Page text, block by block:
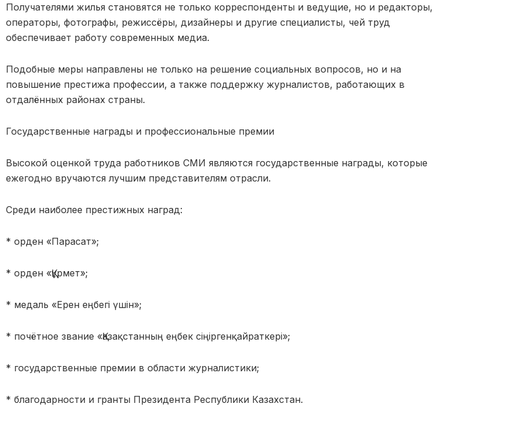
Получателями жилья становятся не только корреспонденты и ведущие, но и редакторы,
операторы, фотографы, режиссёры, дизайнеры и другие специалисты, чей труд
обеспечивает работу современных медиа.
Подобные меры направлены не только на решение социальных вопросов, но и на
повышение престижа профессии, а также поддержку журналистов, работающих в
отдалённых районах страны.
Государственные награды и профессиональные премии
Высокой оценкой труда работников СМИ являются государственные награды, которые
ежегодно вручаются лучшим представителям отрасли.
Среди наиболее престижных наград:
* орден «Парасат»;
* орден «Құрмет»;
* медаль «Ерен еңбегі үшін»;
* почётное звание «Қазақстанның еңбек сіңіргенқайраткері»;
* государственные премии в области журналистики;
* благодарности и гранты Президента Республики Казахстан.